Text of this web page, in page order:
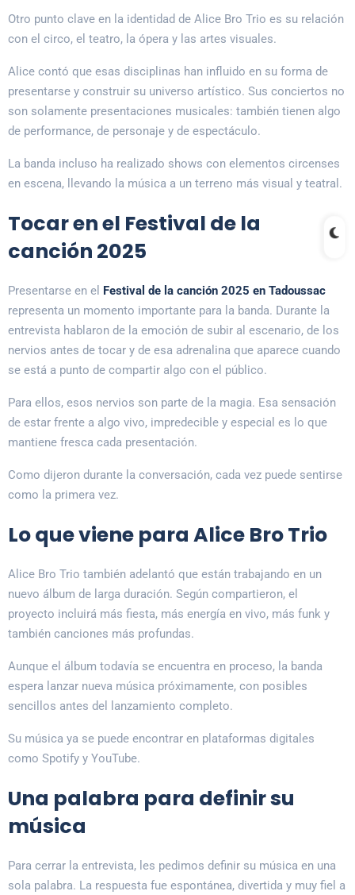
Otro punto clave en la identidad de Alice Bro Trio es su relación
con el circo, el teatro, la ópera y las artes visuales.
Alice contó que esas disciplinas han influido en su forma de
presentarse y construir su universo artístico. Sus conciertos no
son solamente presentaciones musicales: también tienen algo
de performance, de personaje y de espectáculo.
La banda incluso ha realizado shows con elementos circenses
en escena, llevando la música a un terreno más visual y teatral.
Tocar en el Festival de la
canción 2025
Presentarse en el
Festival de la canción 2025 en Tadoussac
representa un momento importante para la banda. Durante la
entrevista hablaron de la emoción de subir al escenario, de los
nervios antes de tocar y de esa adrenalina que aparece cuando
se está a punto de compartir algo con el público.
Para ellos, esos nervios son parte de la magia. Esa sensación
de estar frente a algo vivo, impredecible y especial es lo que
mantiene fresca cada presentación.
Como dijeron durante la conversación, cada vez puede sentirse
como la primera vez.
Lo que viene para Alice Bro Trio
Alice Bro Trio también adelantó que están trabajando en un
nuevo álbum de larga duración. Según compartieron, el
proyecto incluirá más fiesta, más energía en vivo, más funk y
también canciones más profundas.
Aunque el álbum todavía se encuentra en proceso, la banda
espera lanzar nueva música próximamente, con posibles
sencillos antes del lanzamiento completo.
Su música ya se puede encontrar en plataformas digitales
como Spotify y YouTube.
Una palabra para definir su
música
Para cerrar la entrevista, les pedimos definir su música en una
sola palabra. La respuesta fue espontánea, divertida y muy fiel a